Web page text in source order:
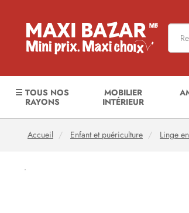
☰ TOUS NOS
RAYONS
MOBILIER
INTÉRIEUR
Accueil Enfant et puériculture Linge